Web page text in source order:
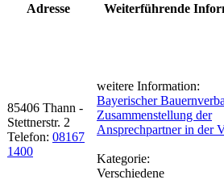
Adresse Weiterführende
85406 Thann -
Stettnerstr. 2
Telefon: 08167
1400
weitere Information:
Bayerischer
Zusammenstellung der
Ansprechpartner in der
Kategorie:
Verschiedene